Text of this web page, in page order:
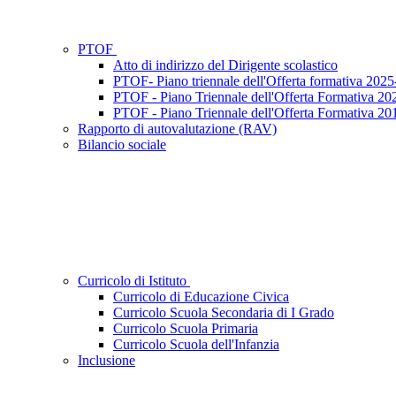
PTOF
Atto di indirizzo del Dirigente scolastico
PTOF- Piano triennale dell'Offerta formativa
PTOF - Piano Triennale dell'Offerta Formativa
PTOF - Piano Triennale dell'Offerta Formativa
Rapporto di autovalutazione (RAV)
Bilancio sociale
Curricolo di Istituto
Curricolo di Educazione Civica
Curricolo Scuola Secondaria di I Grado
Curricolo Scuola Primaria
Curricolo Scuola dell'Infanzia
Inclusione